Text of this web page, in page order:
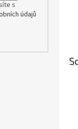
s
údajů